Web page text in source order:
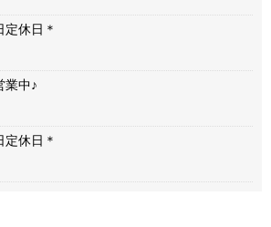
定休日＊
業中♪
定休日＊